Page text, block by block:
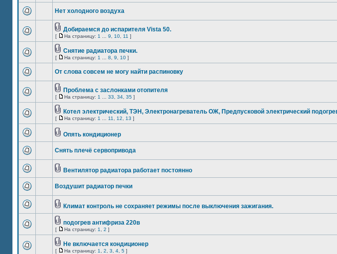
Нет холодного воздуха
Добираемся до испарителя Vista 50.
[ На страницу: 1 9 10 11 ]
Снятие радиатора печки.
[ На страницу: 1 8 9 10 ]
От слова совсем не могу найти распиновку
Проблема с заслонками отопителя
[ На страницу: 1 33 34 35 ]
Котел электрический, ТЭН, Электронагреватель ОЖ, Предпусковой электрический
[ На страницу: 1 11 12 13 ]
Опять кондиционер
Снять плечё сервопривода
Вентилятор радиатора работает постоянно
Воздушит радиатор печки
Климат контроль не сохраняет режимы после выключения зажигания.
подогрев антифриза 220в
[ На страницу: 1 2 ]
Не включается кондиционер
[ На страницу: 1 2 3 4 5 ]